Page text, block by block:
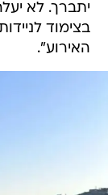
יתברך. לא
בצימוד
האירוע".